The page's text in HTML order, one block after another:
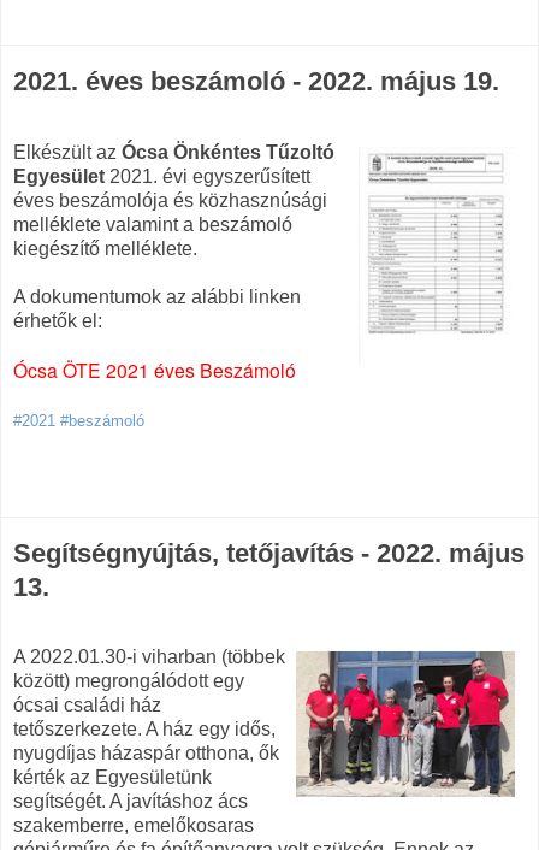
2021. éves beszámoló - 2022. május 19.
Elkészült az Ócsa Önkéntes Tűzoltó
Egyesület 2021. évi egyszerűsített
éves beszámolója és közhasznúsági
melléklete valamint a beszámoló
kiegészítő melléklete.
A dokumentumok az alábbi linken
érhetők el:
Ócsa ÖTE 2021 éves Beszámoló
#2021 #beszámoló
Segítségnyújtás, tetőjavítás - 2022. május
13.
A 2022.01.30-i viharban (többek
között) megrongálódott egy
ócsai családi ház
tetőszerkezete. A ház egy idős,
nyugdíjas házaspár otthona, ők
kérték az Egyesületünk
segítségét. A javításhoz ács
szakemberre, emelőkosaras